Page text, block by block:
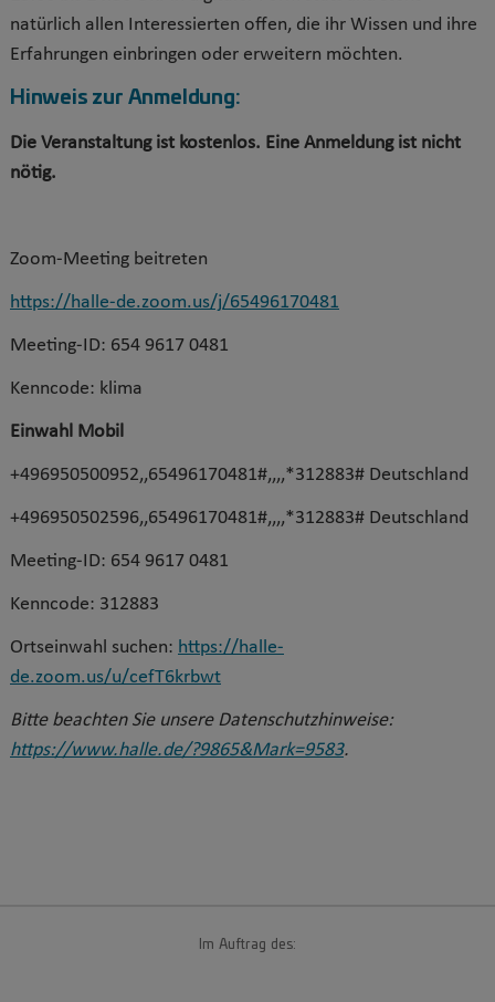
natürlich allen Interessierten offen, die ihr Wissen und ihre
Erfahrungen einbringen oder erweitern möchten.
Hinweis zur Anmeldung:
Die Veranstaltung ist kostenlos. Eine Anmeldung ist nicht
nötig.
Zoom-Meeting beitreten
https://halle-de.zoom.us/j/65496170481
Meeting-ID: 654 9617 0481
Kenncode: klima
Einwahl Mobil
+496950500952,,65496170481#,,,,*312883# Deutschland
+496950502596,,65496170481#,,,,*312883# Deutschland
Meeting-ID: 654 9617 0481
Kenncode: 312883
Ortseinwahl suchen: https://halle-
de.zoom.us/u/cefT6krbwt
Bitte beachten Sie unsere Datenschutzhinweise:
https://www.halle.de/?9865&Mark=9583.
Im Auftrag des: